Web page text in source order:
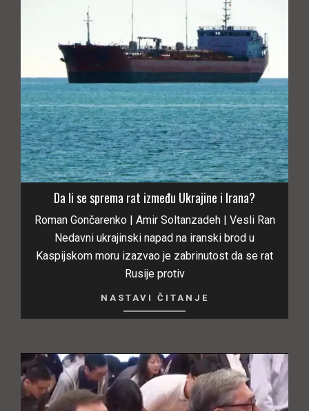
Da li se sprema rat između Ukrajine i Irana?
Roman Gončarenko | Amir Soltanzadeh | Vesli Ran
Nedavni ukrajinski napad na iranski brod u
Kaspijskom moru izazvao je zabrinutost da se rat
Rusije protiv
NASTAVI ČITANJE